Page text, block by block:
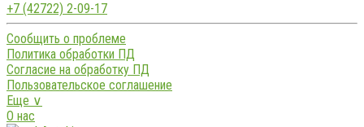
+7 (42722) 2-09-17
Сообщить о проблеме
Политика обработки ПД
Согласие на обработку ПД
Пользовательское соглашение
Еще ∨
О нас